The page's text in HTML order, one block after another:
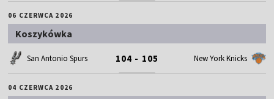
06 CZERWCA 2026
Koszykówka
San Antonio Spurs 104 - 105 New York Knicks
04 CZERWCA 2026